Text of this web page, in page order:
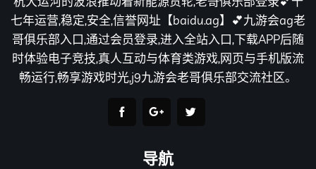
七年运营,稳定,安全,信誉网址【baidu.ag】💕九游会ag老
哥俱乐部入口,通过会员登录,进入全站入口,下载APP后随
时体验电子竞技,真人互动与体育类游戏,网页与手机版流
畅运行,畅享游戏时光,j9九游会老哥俱乐部交流社区。
导航